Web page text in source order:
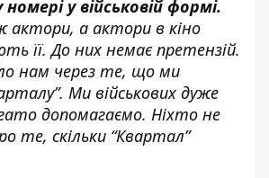
у військовій формі.
а актори в кіно
її. До них немає претензій.
нам через те, що ми
Ми військових дуже
допомагаємо. Ніхто не
те, скільки “Квартал”